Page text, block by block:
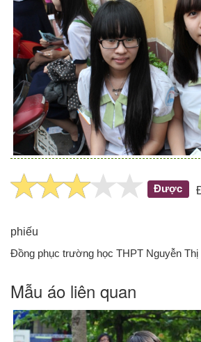
Được
phiếu
Đồng phục trường học THPT Nguyễn Thị
Mẫu áo liên quan